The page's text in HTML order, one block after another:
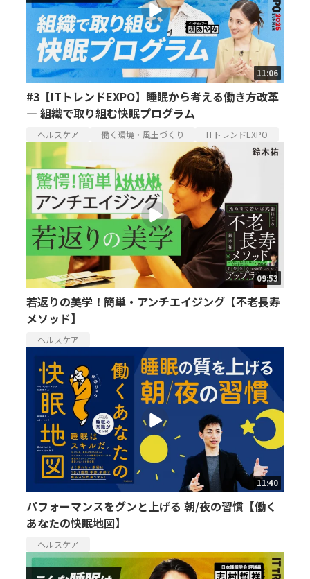
11:06
#3【ITトレンドEXPO】睡眠から考える働き方改革
— 組織で取り組む快眠プログラム
ヘルスケア 働く環境・風土づくり ITトレンドEXPO
09:53
若返りの美学！簡単・アンチエイジング【不老長寿
メソッド】
ヘルスケア
11:40
パフォーマンスをグンと上げる 朝/夜の習慣【働く
あなたの快眠地図】
ヘルスケア